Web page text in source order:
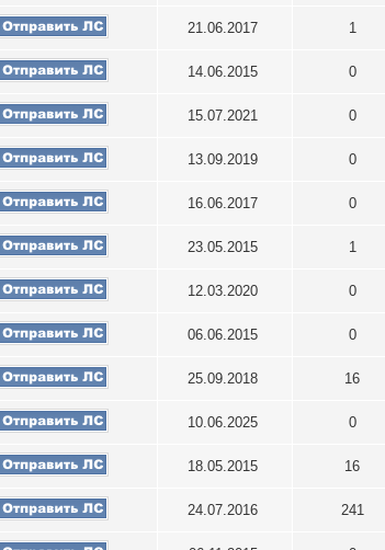
21.06.2017 1
14.06.2015 0
15.07.2021 0
13.09.2019 0
16.06.2017 0
23.05.2015 1
12.03.2020 0
06.06.2015 0
25.09.2018 16
10.06.2025 0
18.05.2015 16
24.07.2016 241